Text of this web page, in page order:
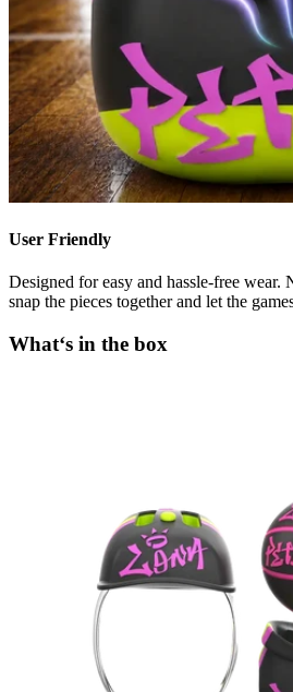
User Friendly
Designed for easy and hassle-free wear.
snap the pieces together and let the
What‘s in the box